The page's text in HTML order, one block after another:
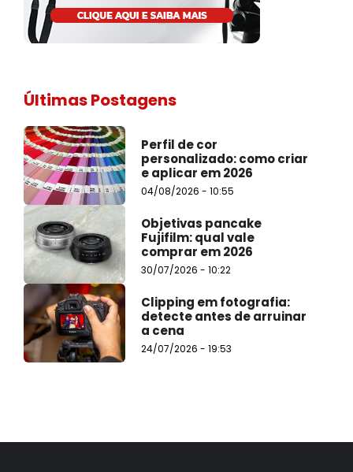
Últimas Postagens
Perfil de cor
personalizado: como criar
e aplicar em 2026
04/08/2026 - 10:55
Objetivas pancake
Fujifilm: qual vale
comprar em 2026
30/07/2026 - 10:22
Clipping em fotografia:
detecte antes de arruinar
a cena
24/07/2026 - 19:53